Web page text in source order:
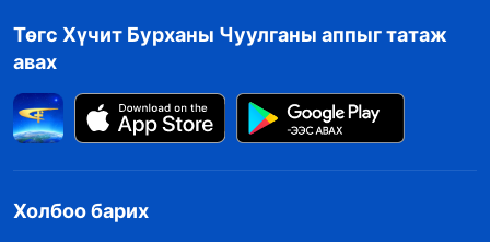
үзэж, боогдуулж байна. Байнга тааруу зан
авир гаргаж байгаа тул та бүлгийн удирдагч
байхад тохирохгүй” гэсэн. Намайг дахиад
халахад би бүрмөсөн учраа олохоо байж,
асуугаагүй юм бол? Яагаад би хүссэнээ л
Төгс Хүчит Бурханы Чуулганы аппыг татаж
авах
Холбоо барих